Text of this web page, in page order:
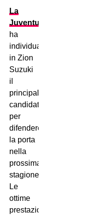
La
Juventus
ha
individuato
in Zion
Suzuki
il
principale
candidato
per
difendere
la porta
nella
prossima
stagione.
Le
ottime
prestazioni